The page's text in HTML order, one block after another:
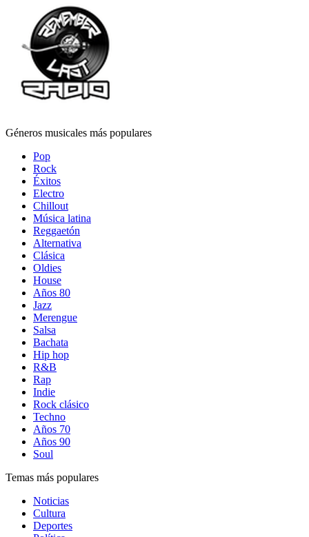
Géneros musicales más populares
Pop
Rock
Éxitos
Electro
Chillout
Música latina
Reggaetón
Alternativa
Clásica
Oldies
House
Años 80
Jazz
Merengue
Salsa
Bachata
Hip hop
R&B
Rap
Indie
Rock clásico
Techno
Años 70
Años 90
Soul
Temas más populares
Noticias
Cultura
Deportes